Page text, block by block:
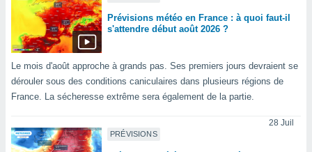
sur le
ne
Prévisions météo en France : à quoi faut-il
s'attendre début août 2026 ?
Le mois d'août approche à grands pas. Ses premiers jours devraient se
dérouler sous des conditions caniculaires dans plusieurs régions de
France. La sécheresse extrême sera également de la partie.
PRÉVISIONS
28 Juil